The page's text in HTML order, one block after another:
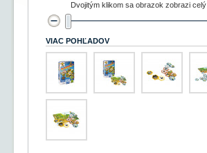
Dvojitým klikom sa obrazok zobrazi celý
VIAC POHĽADOV